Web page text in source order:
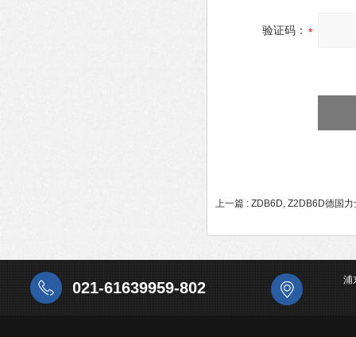
验证码：
上一篇 : ZDB6D, Z2DB6D德国
021-61639959-802 浦